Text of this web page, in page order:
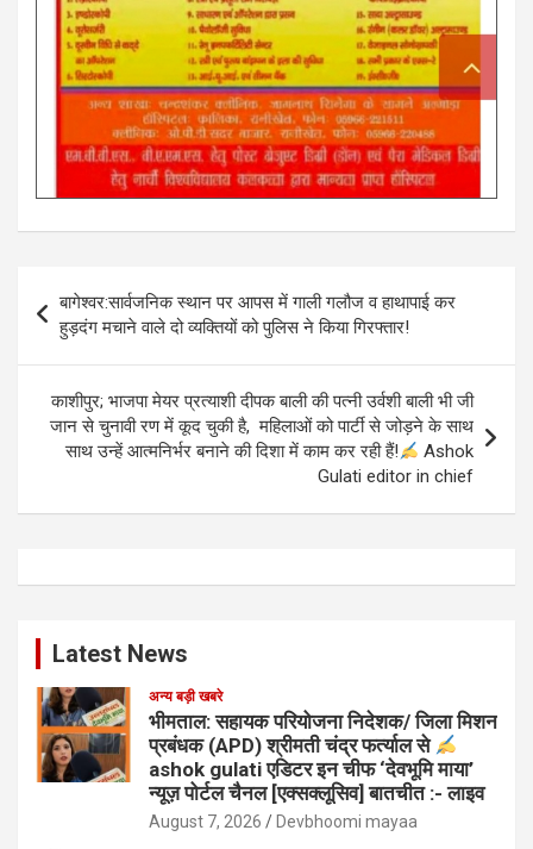
Post
navigation
बागेश्वर:सार्वजनिक स्थान पर आपस में गाली गलौज व हाथापाई कर
हुड़दंग मचाने वाले दो व्यक्तियों को पुलिस ने किया गिरफ्तार!
काशीपुर; भाजपा मेयर प्रत्याशी दीपक बाली की पत्नी उर्वशी बाली भी जी
जान से चुनावी रण में कूद चुकी है, महिलाओं को पार्टी से जोड़ने के साथ
साथ उन्हें आत्मनिर्भर बनाने की दिशा में काम कर रही हैं!
Ashok
Gulati editor in chief
Latest News
अन्य बड़ी खबरे
भीमताल: सहायक परियोजना निदेशक/ जिला मिशन
प्रबंधक (APD) श्रीमती चंद्र फर्त्याल से
ashok gulati एडिटर इन चीफ ‘देवभूमि माया’
न्यूज़ पोर्टल चैनल [एक्सक्लूसिव] बातचीत :- लाइव
August 7, 2026 Devbhoomi mayaa